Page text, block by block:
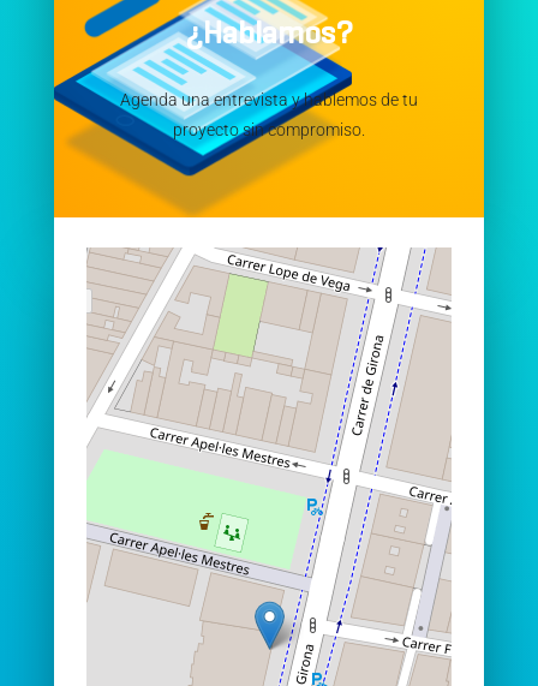
¿Hablamos?
Agenda una entrevista y hablemos de tu
proyecto sin compromiso.